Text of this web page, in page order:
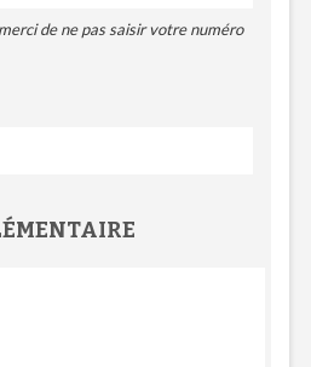
de ne pas saisir votre numéro